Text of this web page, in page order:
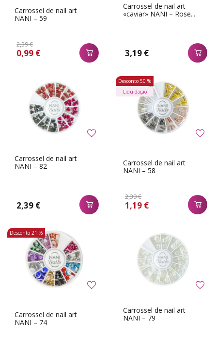
Carrossel de nail art
NANI – 59
2,39 €
0,99 €
Carrossel de nail art
«caviar» NANI – Rose...
3,19 €
Carrossel de nail art
NANI – 82
2,39 €
Carrossel de nail art
NANI – 58
2,39 €
1,19 €
Desconto 50 %
Liquidação
Carrossel de nail art
NANI – 74
Desconto 21 %
Carrossel de nail art
NANI – 79